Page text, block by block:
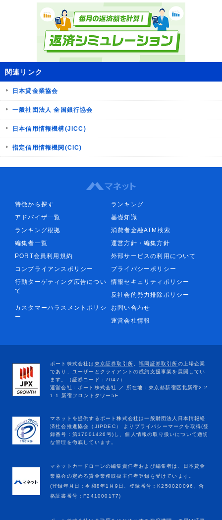
関連リンク
日本貸金業協会
一般社団法人 全国銀行協会
日本信用情報機構(JICC)
指定信用情報機関(CIC)
特徴から探す
ランキング
アドバイザ一覧
基礎知識
ランキング根拠
消費者金融ATM検索
編集者一覧
運営方針・編集方針
PORT会員利用規約
外部サービスの利用について
コンプライアンスポリシー
プライバシーポリシー
行動ターゲティング広告につい
て
情報セキュリティポリシー
反社会的勢力排除ポリシー
カスタマーハラスメントポリシ
ー
お問い合わせ
運営会社情報
マネットカードローンの編集責任者および編集者は、日本貸金
業協会の定める貸金業務取扱主任者登録を受けています。
(登録年月日：令和8年1月9日、登録番号：K250020096、合
格証書番号：F241000177)